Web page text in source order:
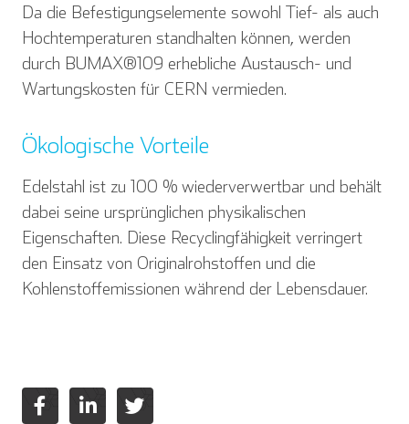
Da die Befestigungselemente sowohl Tief- als auch
Hochtemperaturen standhalten können, werden
durch BUMAX®109 erhebliche Austausch- und
Wartungskosten für CERN vermieden.
Ökologische Vorteile
Edelstahl ist zu 100 % wiederverwertbar und behält
dabei seine ursprünglichen physikalischen
Eigenschaften. Diese Recyclingfähigkeit verringert
den Einsatz von Originalrohstoffen und die
Kohlenstoffemissionen während der Lebensdauer.